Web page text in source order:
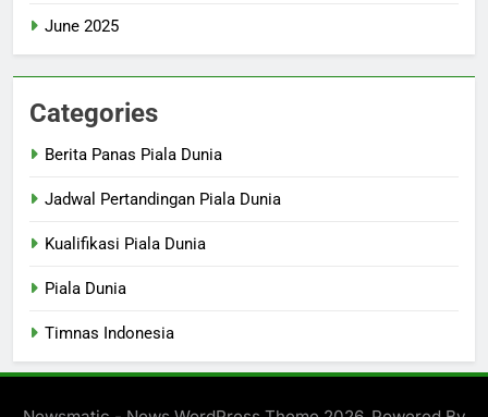
June 2025
Categories
Berita Panas Piala Dunia
Jadwal Pertandingan Piala Dunia
Kualifikasi Piala Dunia
Piala Dunia
Timnas Indonesia